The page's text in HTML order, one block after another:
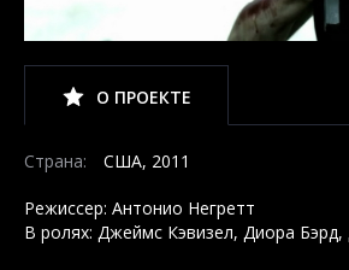
О ПРОЕКТЕ
Страна: США, 2011
Режиссер: Антонио Негретт
В ролях: Джеймс Кэвизел, Диора